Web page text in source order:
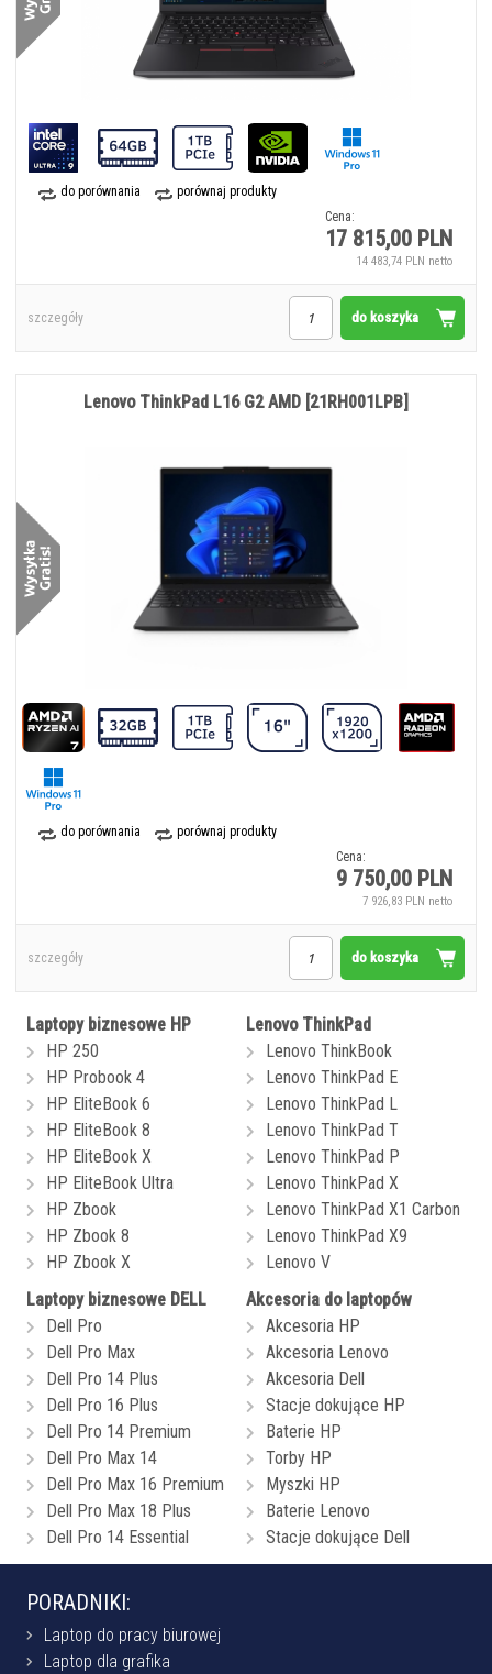
do porównania
porównaj produkty
Cena:
17 815,00 PLN
14 483,74 PLN netto
do koszyka
szczegóły
do porównania
porównaj produkty
Cena:
9 750,00 PLN
7 926,83 PLN netto
Lenovo ThinkPad L16 G2 AMD [21RH001LPB]
do koszyka
szczegóły
Laptopy biznesowe HP
HP 250
HP Probook 4
HP EliteBook 6
HP EliteBook 8
HP EliteBook X
HP EliteBook Ultra
HP Zbook
HP Zbook 8
HP Zbook X
Lenovo ThinkPad
Lenovo ThinkBook
Lenovo ThinkPad E
Lenovo ThinkPad L
Lenovo ThinkPad T
Lenovo ThinkPad P
Lenovo ThinkPad X
Lenovo ThinkPad X1 Carbon
Lenovo ThinkPad X9
Lenovo V
Laptopy biznesowe DELL
Dell Pro
Dell Pro Max
Dell Pro 14 Plus
Dell Pro 16 Plus
Dell Pro 14 Premium
Dell Pro Max 14
Dell Pro Max 16 Premium
Dell Pro Max 18 Plus
Dell Pro 14 Essential
Akcesoria do laptopów
Akcesoria HP
Akcesoria Lenovo
Akcesoria Dell
Stacje dokujące HP
Baterie HP
Torby HP
Myszki HP
Baterie Lenovo
Stacje dokujące Dell
PORADNIKI:
Laptop do pracy biurowej
Laptop dla grafika